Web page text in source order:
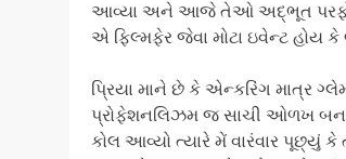
આવ્યા અને આજે તેઓ અદ્ભૂત પરફોર્મ
એ ફિલ્મફેર જેવા મોટા ઇવેન્ટ હોય
પ્રિયા માને છે કે એન્કરિંગ માત્ર
પ્રોફેશનલિઝમ જ સાચી ઓળખ
કોલ આવ્યો ત્યારે મેં વારંવાર પૂછ્યું